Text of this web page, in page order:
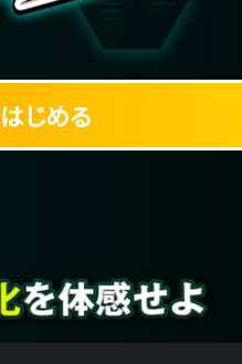
じめる